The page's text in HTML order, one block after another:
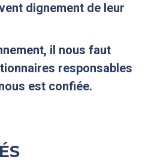
dignement de leur
il nous faut
responsables
est confiée.